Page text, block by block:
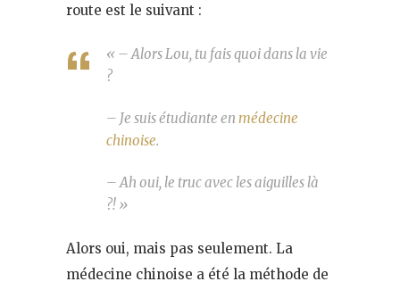
route est le suivant :
« – Alors Lou, tu fais quoi dans la vie
?
– Je suis étudiante en médecine
chinoise.
– Ah oui, le truc avec les aiguilles là
?! »
Alors oui, mais pas seulement. La
médecine chinoise a été la méthode de